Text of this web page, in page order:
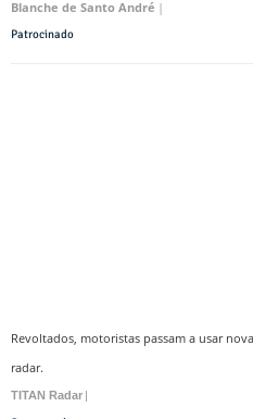
Blanche de Santo André |
Patrocinado
Revoltados, motoristas passam a usar
radar.
TITAN Radar |